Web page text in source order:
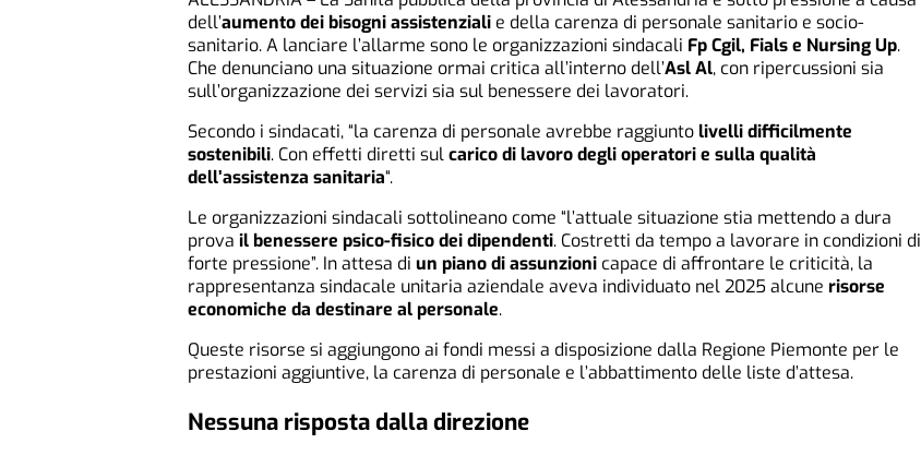
dell’aumento dei bisogni assistenziali e della carenza di personale sanitario e socio-
sanitario. A lanciare l’allarme sono le organizzazioni sindacali Fp Cgil, Fials e Nursing Up.
Che denunciano una situazione ormai critica all’interno dell’Asl Al, con ripercussioni sia
sull’organizzazione dei servizi sia sul benessere dei lavoratori.
Secondo i sindacati, “la carenza di personale avrebbe raggiuntolivelli difficilmente
sostenibili. Con effetti diretti sulcarico di lavoro degli operatori e sulla qualità
dell’assistenza sanitaria“.
Le organizzazioni sindacali sottolineano come “l’attuale situazione stia mettendo a dura
prova il benessere psico-fisico dei dipendenti. Costretti da tempo a lavorare in condizioni di
forte pressione”. In attesa di un piano di assunzioni capace di affrontare le criticità, la
rappresentanza sindacale unitaria aziendale aveva individuato nel 2025 alcune risorse
economiche da destinare al personale.
Queste risorse si aggiungono ai fondi messi a disposizione dalla Regione Piemonte per le
prestazioni aggiuntive, la carenza di personale e l’abbattimento delle liste d’attesa.
Nessuna risposta dalla direzione